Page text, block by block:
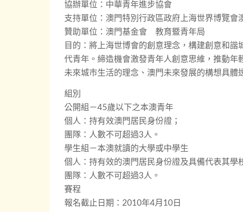
協辦單位：中華青年進步協會
支持單位：澳門特別行政區政府上海世界博覽會
贊助單位：澳門基金會 教育暨青年局
目的：將上海世博會的創意理念，構建創意和
代青年。締造機會激發青年人創意思維，推動
未來城市生活的理念、澳門未來發展的構想具體
組別
公開組－45歲以下之本澳青年
個人：持有效澳門居民身份證；
團隊：人數不可超過3人。
學生組－本澳就讀的大學或中學生
個人：持有效的澳門居民身份證及具備代表其學
團隊：人數不可超過3人。
賽程
報名截止日期：2010年4月10日